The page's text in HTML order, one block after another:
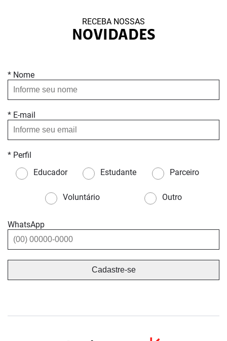
RECEBA NOSSAS
NOVIDADES
* Nome
* E-mail
* Perfil
Educador
Estudante Parceiro
Voluntário Outro
WhatsApp